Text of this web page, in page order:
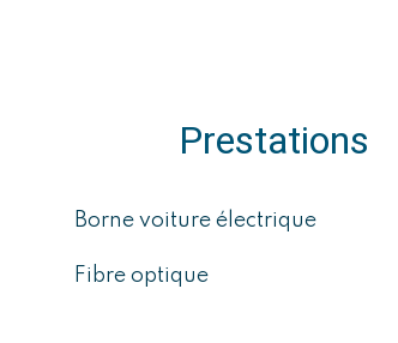
Prestations
Borne voiture électrique
Fibre optique